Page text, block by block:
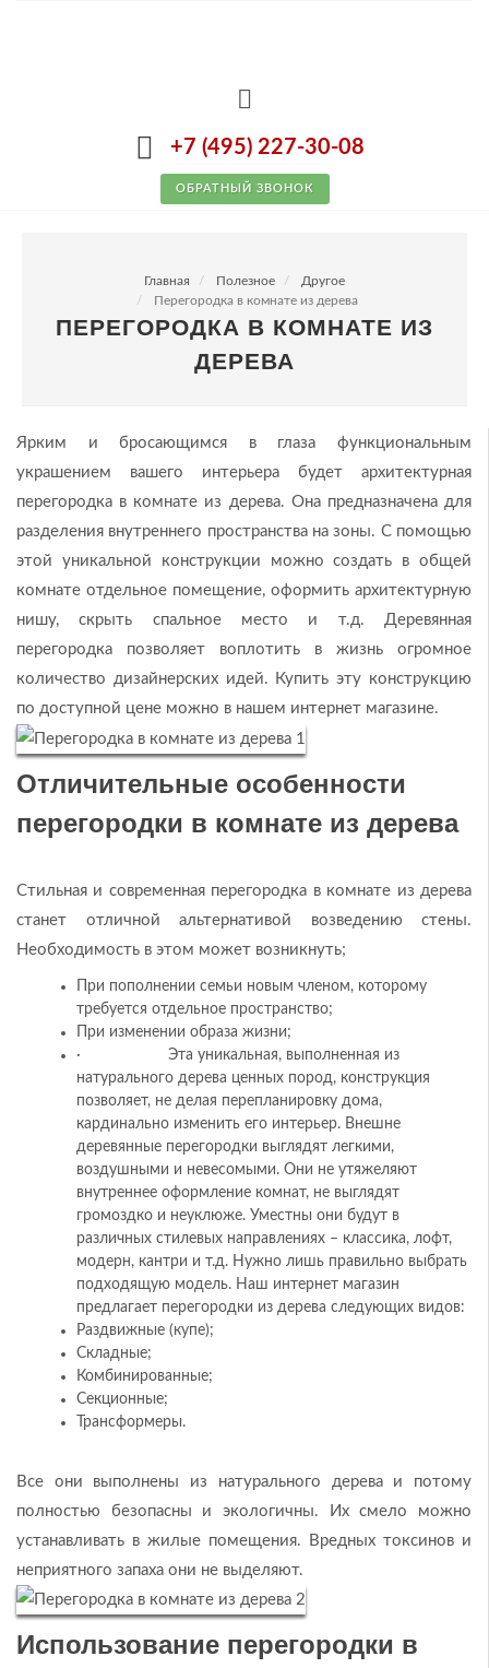
+7 (495) 227-30-08
ОБРАТНЫЙ ЗВОНОК
Главная Полезное
Другое
Перегородка в комнате из дерева
ПЕРЕГОРОДКА В КОМНАТЕ ИЗ
ДЕРЕВА
Ярким и бросающимся в глаза функциональным
украшением вашего интерьера будет архитектурная
перегородка в комнате из дерева. Она предназначена для
разделения внутреннего пространства на зоны. С помощью
этой уникальной конструкции можно создать в общей
комнате отдельное помещение, оформить архитектурную
нишу, скрыть спальное место и т.д. Деревянная
перегородка позволяет воплотить в жизнь огромное
количество дизайнерских идей. Купить эту конструкцию
по доступной цене можно в нашем интернет магазине.
Отличительные особенности
перегородки в комнате из дерева
Стильная и современная перегородка в комнате из дерева
станет отличной альтернативой возведению стены.
Необходимость в этом может возникнуть;
При пополнении семьи новым членом, которому
требуется отдельное пространство;
При изменении образа жизни;
· Эта уникальная, выполненная из
натурального дерева ценных пород, конструкция
позволяет, не делая перепланировку дома,
кардинально изменить его интерьер. Внешне
деревянные перегородки выглядят легкими,
воздушными и невесомыми. Они не утяжеляют
внутреннее оформление комнат, не выглядят
громоздко и неуклюже. Уместны они будут в
различных стилевых направлениях – классика, лофт,
модерн, кантри и т.д. Нужно лишь правильно выбрать
подходящую модель. Наш интернет магазин
предлагает перегородки из дерева следующих видов:
Раздвижные (купе);
Складные;
Комбинированные;
Секционные;
Трансформеры.
Все они выполнены из натурального дерева и потому
полностью безопасны и экологичны. Их смело можно
устанавливать в жилые помещения. Вредных токсинов и
неприятного запаха они не выделяют.
Использование перегородки в